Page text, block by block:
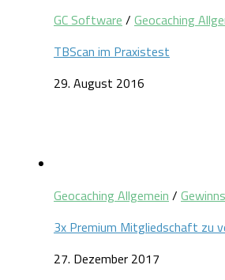
GC Software / Geocaching
TBScan im Praxistest
29. August 2016
Geocaching Allgemein /
3x Premium Mitgliedschaft zu
27. Dezember 2017